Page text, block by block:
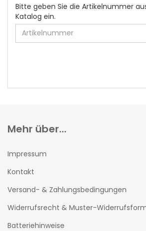
BITTE
GEBEN
SIE
DIE
ARTIKELNUMMER
EIN.
Bitte geben Sie die Artikelnummer
Katalog ein.
Mehr über...
Impressum
Kontakt
Versand- & Zahlungsbedingungen
Widerrufsrecht & Muster-
Batteriehinweise